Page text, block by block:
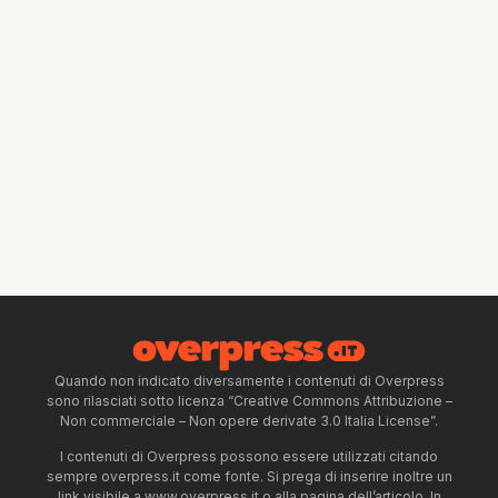
Quando non indicato diversamente i contenuti di Overpress
sono rilasciati sotto licenza “Creative Commons Attribuzione –
Non commerciale – Non opere derivate 3.0 Italia License”.
I contenuti di Overpress possono essere utilizzati citando
sempre overpress.it come fonte. Si prega di inserire inoltre un